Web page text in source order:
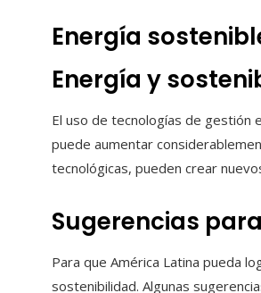
Energía
Energía y
El uso de tecnologías de gestión
puede aumentar
tecnológicas, pueden crear
Sugerencias
Para que América Latina pueda
sostenibilidad. Algunas